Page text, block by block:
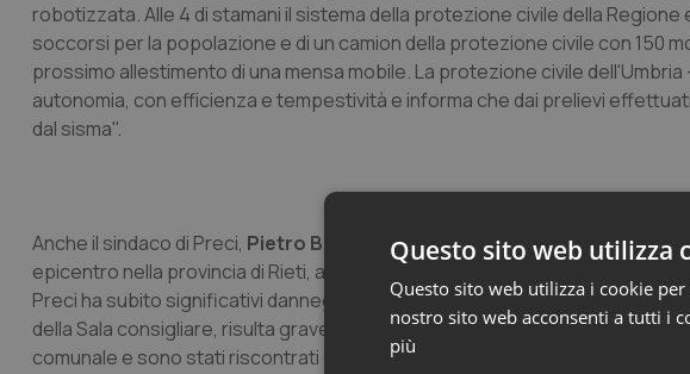
robotizzata. Alle 4 di stamani il sistema della protezione civile della
soccorsi per la popolazione e di un camion della protezione civile con 150
prossimo allestimento di una mensa mobile. La protezione civile
autonomia, con efficienza e tempestività e informa che dai prelievi
dal sisma".
Anche il sindaco di Preci, Pietro Bellini,
ha fatto il punto sulla situazione nel
epicentro nella provincia di Rieti, al fine di garantire una corretta
Preci ha subito significativi danneggiamenti; in particolare risulta
della Sala consigliare, risulta gravemente lesionato il campanile
comunale e sono stati riscontrati danni anche agli edifici di culto. È stata
Questo sito web utilizza
Questo sito web utilizza i cookie
nostro sito web acconsenti a tutti i
più